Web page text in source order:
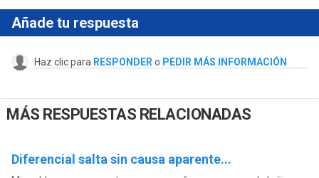
Añade tu respuesta
Haz clic para RESPONDER o PEDIR MÁS INFORMACIÓN
MÁS RESPUESTAS RELACIONADAS
Diferencial salta sin causa aparente...